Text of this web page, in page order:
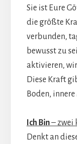
Sie ist Eure
die größte
verbunden,
bewusst zu
aktivieren,
Diese Kraft
Boden,
Ich Bin– zwei
Denkt an